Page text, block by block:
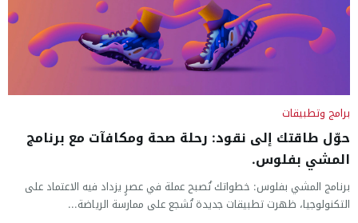
برامج وتطبيقات
حوّل طاقتك إلى نقود: رحلة صحة ومكافآت مع برنامج
المشي بفلوس.
برنامج المشي بفلوس: خطواتك تُصبح عملة في عصرٍ يزداد فيه الاعتماد على
التكنولوجيا، ظهرت تطبيقات جديدة تُشجع على ممارسة الرياضة...